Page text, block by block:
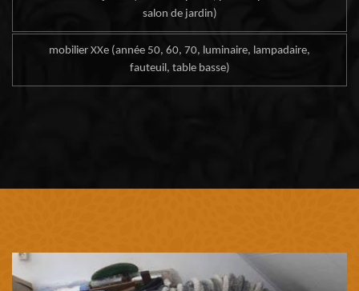
salon de jardin)
mobilier XXe (année 50, 60, 70, luminaire, lampadaire,
fauteuil, table basse)